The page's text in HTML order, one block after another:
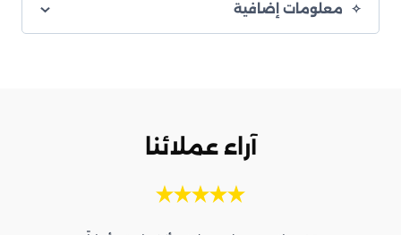
معلومات إضافية
آراء عملائنا